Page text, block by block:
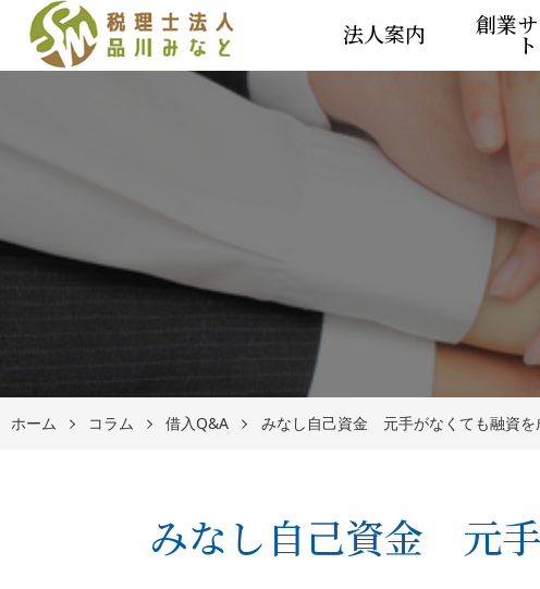
法人案内 創業
ト
ホーム コラム 借入Q&A みなし自己資金 元手がなくても融資を
みなし自己資金 元